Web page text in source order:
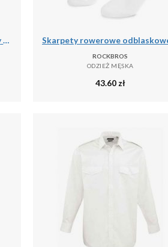
Kurtka uniwersalna męska Helly Hansen Chill 3.0
ROCKBROS
ODZIEŻ MĘSKA
43.60zł